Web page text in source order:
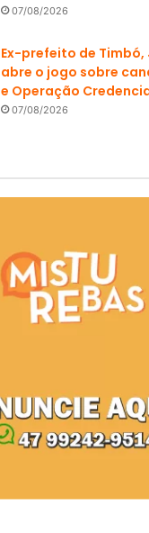
07/08/2026
Ex-prefeito de Timbó,
abre o jogo sobre
e Operação
07/08/2026